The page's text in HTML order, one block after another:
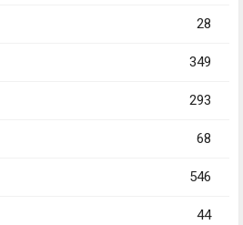
28
349
293
68
546
44